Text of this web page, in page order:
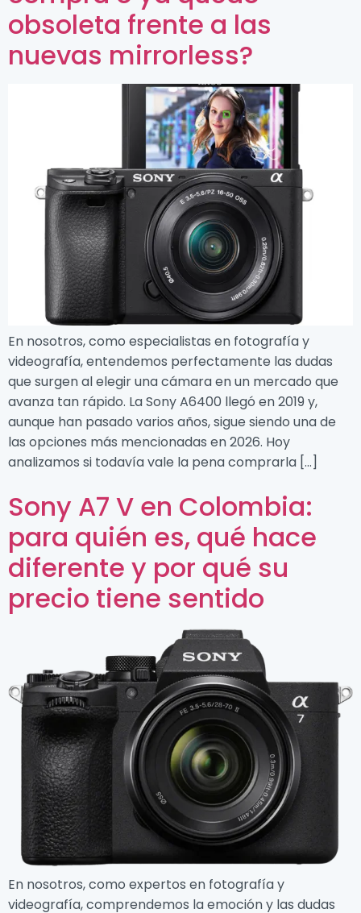
obsoleta frente a las
nuevas mirrorless?
En nosotros, como especialistas en fotografía y
videografía, entendemos perfectamente las dudas
que surgen al elegir una cámara en un mercado que
avanza tan rápido. La Sony A6400 llegó en 2019 y,
aunque han pasado varios años, sigue siendo una de
las opciones más mencionadas en 2026. Hoy
analizamos si todavía vale la pena comprarla […]
Sony A7 V en Colombia:
para quién es, qué hace
diferente y por qué su
precio tiene sentido
En nosotros, como expertos en fotografía y
videografía, comprendemos la emoción y las dudas